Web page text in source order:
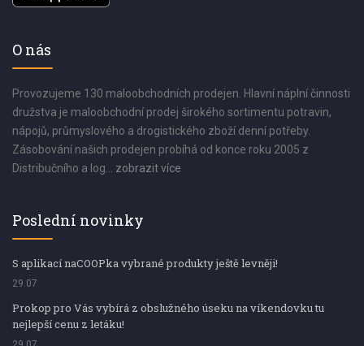
O nás
Provozujeme 130 maloobchodních prodejen. Hlavní náplní činnosti
družstva je maloobchodní prodej širokého sortimentu potravin,
nápojů, průmyslového a drogistického zboží denní potřeby.
Zásobování našich prodejen probíhá od konce roku 2005 z
Distribučního a log... zobrazit více
Poslední novinky
S aplikací naCOOPka vybrané produkty ještě levněji!
29.07
Prokop pro Vás vybírá z obslužného úseku na víkendovku tu
nejlepší cenu z letáku!